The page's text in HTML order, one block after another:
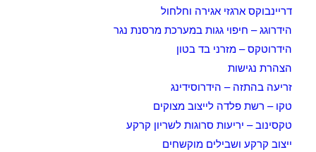
דריינבוקס ארגזי אגירה וחלחול
הידרוגג – חיפוי גגות במערכת מרסנת נגר
הידרוטקס – מזרני בד בטון
הצהרת נגישות
זריעה בהתזה – הידרוסידינג
טקו – רשת פלדה לייצוב מצוקים
טקסינוב – יריעות סרוגות לשריון קרקע
ייצוב קרקע ושבילים מוקשחים